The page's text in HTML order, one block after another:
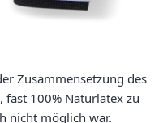
Zusammensetzung des
fast 100% Naturlatex zu
nicht möglich war.